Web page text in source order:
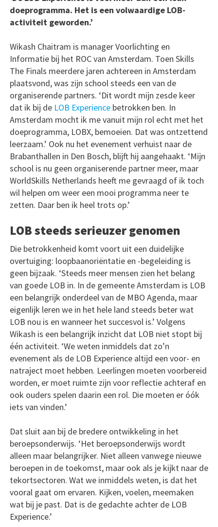
doeprogramma. Het is een volwaardige LOB-
activiteit geworden.’
Wikash Chaitram is manager Voorlichting en
Informatie bij het ROC van Amsterdam. Toen Skills
The Finals meerdere jaren achtereen in Amsterdam
plaatsvond, was zijn school steeds een van de
organiserende partners. ‘Dit wordt mijn zesde keer
dat ik bij de LOB Experience betrokken ben. In
Amsterdam mocht ik me vanuit mijn rol echt met het
doeprogramma, LOBX, bemoeien. Dat was ontzettend
leerzaam.’ Ook nu het evenement verhuist naar de
Brabanthallen in Den Bosch, blijft hij aangehaakt. ‘Mijn
school is nu geen organiserende partner meer, maar
WorldSkills Netherlands heeft me gevraagd of ik toch
wil helpen om weer een mooi programma neer te
zetten. Daar ben ik heel trots op.’
LOB steeds serieuzer genomen
Die betrokkenheid komt voort uit een duidelijke
overtuiging: loopbaanoriëntatie en -begeleiding is
geen bijzaak. ‘Steeds meer mensen zien het belang
van goede LOB in. In de gemeente Amsterdam is LOB
een belangrijk onderdeel van de MBO Agenda, maar
eigenlijk leren we in het hele land steeds beter wat
LOB nou is en wanneer het succesvol is.’ Volgens
Wikash is een belangrijk inzicht dat LOB niet stopt bij
één activiteit. ‘We weten inmiddels dat zo’n
evenement als de LOB Experience altijd een voor- en
natraject moet hebben. Leerlingen moeten voorbereid
worden, er moet ruimte zijn voor reflectie achteraf en
ook ouders spelen daarin een rol. Die moeten er óók
iets van vinden.’
Dat sluit aan bij de bredere ontwikkeling in het
beroepsonderwijs. ‘Het beroepsonderwijs wordt
alleen maar belangrijker. Niet alleen vanwege nieuwe
beroepen in de toekomst, maar ook als je kijkt naar de
tekortsectoren. Wat we inmiddels weten, is dat het
vooral gaat om ervaren. Kijken, voelen, meemaken
wat bij je past. Dat is de gedachte achter de LOB
Experience.’